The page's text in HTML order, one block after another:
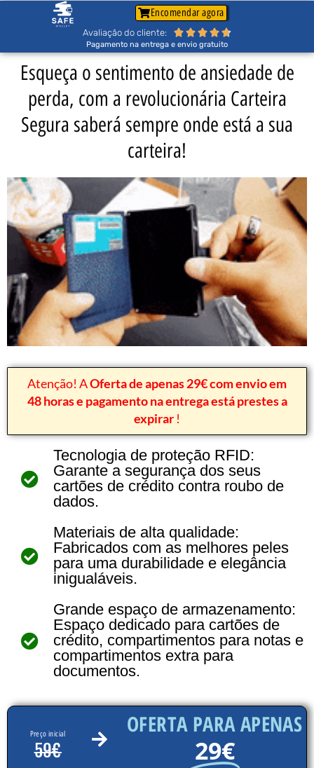
Encomendar agora
Avaliação do cliente:     
Pagamento na entrega e envio gratuito
Esqueça o sentimento de ansiedade de
perda, com a revolucionária Carteira
Segura saberá sempre onde está a sua
carteira!
Atenção! AOferta de apenas 29€ com envio em
48 horas e pagamento na entrega está prestes a
expirar !
Tecnologia de proteção RFID:
Garante a segurança dos seus
cartões de crédito contra roubo de
dados.
Materiais de alta qualidade:
Fabricados com as melhores peles
para uma durabilidade e elegância
inigualáveis.
Grande espaço de armazenamento:
Espaço dedicado para cartões de
crédito, compartimentos para notas e
compartimentos extra para
documentos.
Preço inicial
59€
OFERTA PARA APENAS
29€